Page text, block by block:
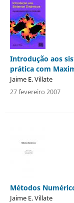
Introdução aos
prática com
Jaime E. Villate
27 fevereiro 2007
Métodos
Jaime E. Villate